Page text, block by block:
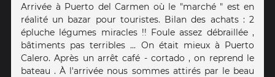
Arrivée à Puerto del Carmen où le "marché " est en
réalité un bazar pour touristes. Bilan des achats : 2
épluche légumes miracles !! Foule assez débraillée ,
bâtiments pas terribles ... On était mieux à Puerto
Calero. Après un arrêt café - cortado , on reprend le
bateau . À l'arrivée nous sommes attirés par le beau